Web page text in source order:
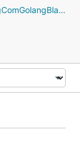
github.com/Antonio-Costa00/WebScrappingComGolangBlackFridayMercadoLivre